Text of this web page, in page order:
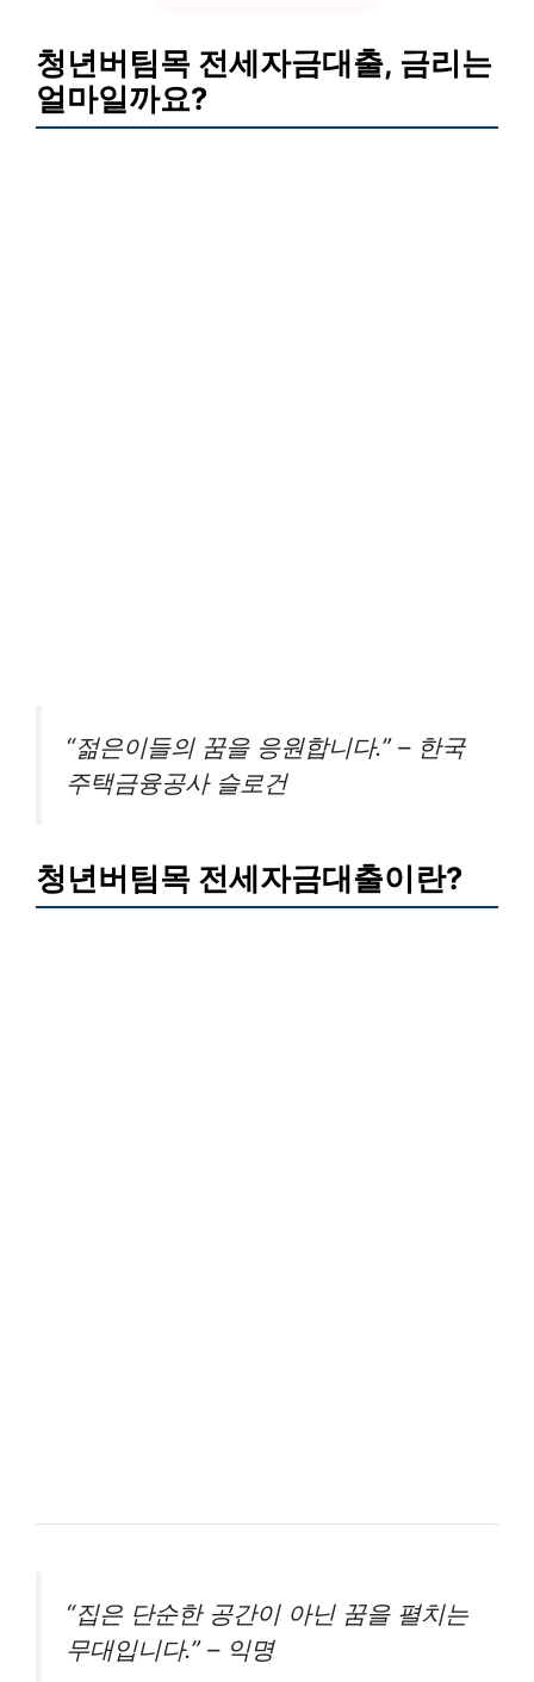
청년버팀목 전세자금대출, 금리는
얼마일까요?
“젊은이들의 꿈을 응원합니다.” – 한국
주택금융공사 슬로건
청년버팀목 전세자금대출이란?
“집은 단순한 공간이 아닌 꿈을 펼치는
무대입니다.” – 익명